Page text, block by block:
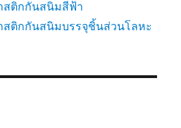
สติกกันสนิมสีฟ้า
สติกกันสนิมบรรจุชิ้นส่วนโลหะ